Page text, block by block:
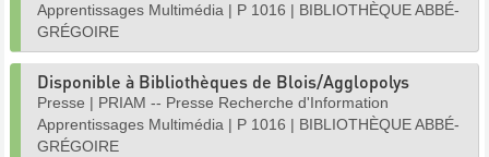
Apprentissages Multimédia | P 1016 | BIBLIOTHÈQUE ABBÉ-
GRÉGOIRE
Disponible à Bibliothèques de Blois/Agglopolys
Presse | PRIAM -- Presse Recherche d'Information
Apprentissages Multimédia | P 1016 | BIBLIOTHÈQUE ABBÉ-
GRÉGOIRE